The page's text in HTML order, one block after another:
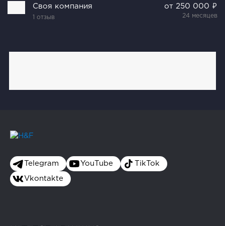
Своя компания
1 отзыв
от 250 000 ₽
24 месяцев
Telegram YouTube TikTok
Vkontakte